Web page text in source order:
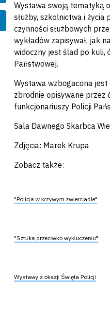
Szukaj
Wystawa swoją tematyką
służby, szkolnictwa i
czynności służbowych
wykładów zapisywał, jak
widoczny jest ślad po kuli,
Państwowej.
Wystawa wzbogacona
zbrodnie opisywane przez
funkcjonariuszy Policji
Sala Dawnego Skarbca
Zdjęcia: Marek Krupa
Zobacz także:
"Policja w krzywym zwierciadle"
"Sztuka przeciwko wykluczeniu"
Wystawy z okazji Święta Policji